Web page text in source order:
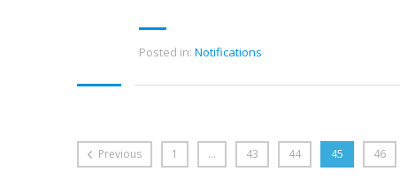
Posted in: Notifications
Previous 1 … 43 44 45 46